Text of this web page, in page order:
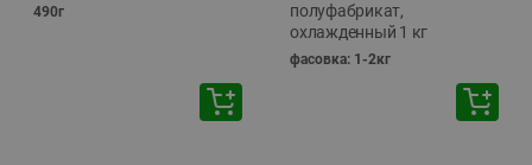
490г
полуфабрикат,
охлажденный 1 кг
фасовка: 1-2кг